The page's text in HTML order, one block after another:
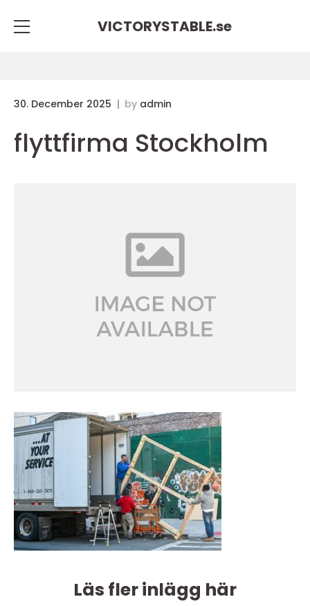
VICTORYSTABLE.se
30. December 2025 by admin
flyttfirma Stockholm
Läs fler inlägg här